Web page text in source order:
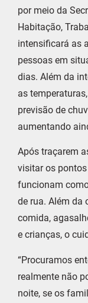
por meio da
Habitação,
intensificará as
pessoas em
dias. Além da
as
previsão de
aumentando
Após traçarem
visitar os
funcionam
de rua. Além da
comida,
e crianças, o
“Procuramos
realmente não
noite, se os